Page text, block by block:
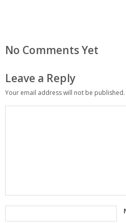
No Comments Yet
Leave a Reply
Your email address will not be published.